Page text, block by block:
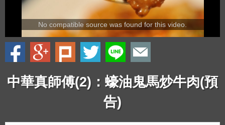
No compatible source was found for this video.
中華真師傅(2)：蠔油鬼馬炒牛肉(預
告)